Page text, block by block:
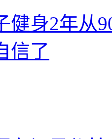
健身2年从
信了